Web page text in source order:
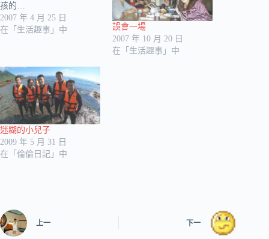
孩的…
2007 年 4 月 25 日
在「生活趣事」中
誤會一場
2007 年 10 月 20 日
在「生活趣事」中
迷糊的小兒子
2009 年 5 月 31 日
在「倫倫日記」中
上一 下一